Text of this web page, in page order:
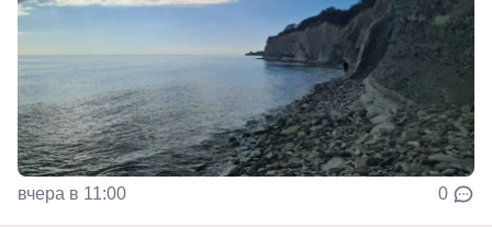
вчера в 11:00 0